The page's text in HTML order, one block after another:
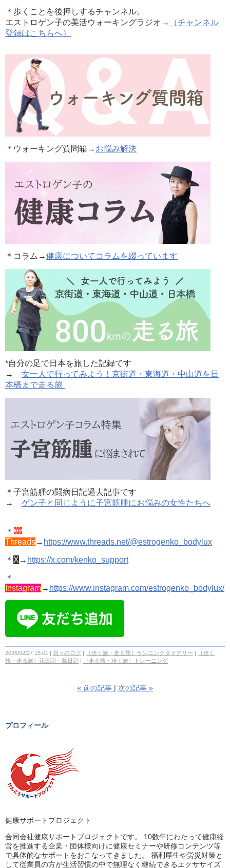
＊歩くことを後押しするチャンネル。
エストロゲン子の美活ウォーキングラジオ→
（チャンネル
登録はこちらへ）
＊ウォーキング質問箱→ お悩み解決
＊コラム →健康についてコラムを綴っています
*自分の足で日本を旅した記録です
→ 女一人で行ってみよう！京街道・東海道・中山道を日
本橋まで走る旅
＊子宮筋腫の闘病日記過去記事です
→ ゲン子と同じように子宮筋腫にお悩みの女性たちへ
＊
Threads→ https://www.threads.net/@estrogenko_bodylux
＊ X → https://x.com/kenko_support
＊
Instagram→ https://www.instagram.com/estrogenko_bodylux/
2026/02/27 15:01 日々のログ ［歩く旅・走る旅］ランニングダイアリー
［歩く
旅・走る旅］花日記・鳥日記
［走る旅・歩く旅］トレーニング
« 前の記事 次の記事 »
プロフィール
健康サポートプロジェクト
合同会社健康サポートプロジェクトです。 10数年にわたって健康経
営を推進する企業・団体様向けに健康セミナーや研修コンテンツ等
で具体的なサポートをおこなってきました。 福利厚生や労災対策と
して従業員の方が生活習慣の中で無理なく継続できるエクササイズ